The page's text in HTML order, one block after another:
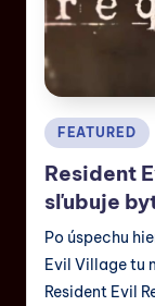
FEATURED
Resident
sľubuje
Po úspechu
Evil Village tu
Resident Evil